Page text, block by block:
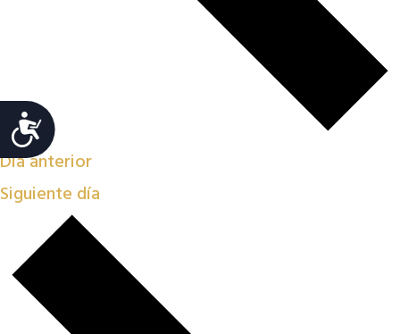
Accesibilidad
Día anterior
Siguiente día